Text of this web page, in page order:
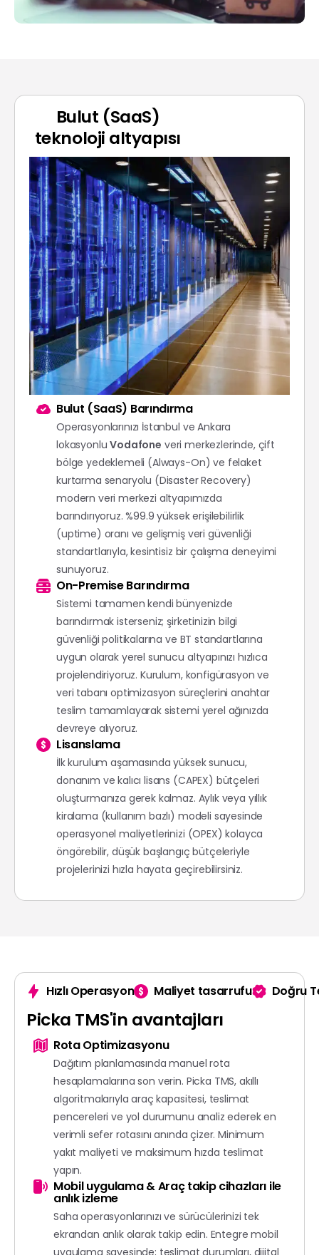
Bulut (SaaS)
teknoloji altyapısı
Bulut (SaaS) Barındırma
Operasyonlarınızı İstanbul ve Ankara
lokasyonluVodafone veri merkezlerinde, çift
bölge yedeklemeli (Always-On) ve felaket
kurtarma senaryolu (Disaster Recovery)
modern veri merkezi altyapımızda
barındırıyoruz. %99.9 yüksek erişilebilirlik
(uptime) oranı ve gelişmiş veri güvenliği
standartlarıyla, kesintisiz bir çalışma deneyimi
sunuyoruz.
On-Premise Barındırma
Sistemi tamamen kendi bünyenizde
barındırmak isterseniz; şirketinizin bilgi
güvenliği politikalarına ve BT standartlarına
uygun olarak yerel sunucu altyapınızı hızlıca
projelendiriyoruz. Kurulum, konfigürasyon ve
veri tabanı optimizasyon süreçlerini anahtar
teslim tamamlayarak sistemi yerel ağınızda
devreye alıyoruz.
Lisanslama
İlk kurulum aşamasında yüksek sunucu,
donanım ve kalıcı lisans (CAPEX) bütçeleri
oluşturmanıza gerek kalmaz. Aylık veya yıllık
kiralama (kullanım bazlı) modeli sayesinde
operasyonel maliyetlerinizi (OPEX) kolayca
öngörebilir, düşük başlangıç bütçeleriyle
projelerinizi hızla hayata geçirebilirsiniz.
Hızlı Operasyon Maliyet tasarrufu Doğru
Picka TMS'in avantajları
Rota Optimizasyonu
Dağıtım planlamasında manuel rota
hesaplamalarına son verin. Picka TMS, akıllı
algoritmalarıyla araç kapasitesi, teslimat
pencereleri ve yol durumunu analiz ederek en
verimli sefer rotasını anında çizer. Minimum
yakıt maliyeti ve maksimum hızda teslimat
yapın.
Mobil uygulama & Araç takip cihazları ile
anlık izleme
Saha operasyonlarınızı ve sürücülerinizi tek
ekrandan anlık olarak takip edin. Entegre mobil
uygulama sayesinde; teslimat durumları, dijital